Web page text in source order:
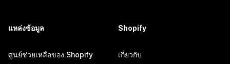
แหล่งข้อมูล
ศูนย์ช่วยเหลือของ Shopify
Shopify
เกี่ยวกับ